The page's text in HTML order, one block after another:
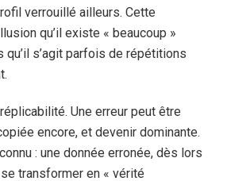
verrouillé ailleurs. Cette
qu’il existe « beaucoup »
qu’il s’agit parfois de répétitions
Une erreur peut être
encore, et devenir dominante.
: une donnée erronée, dès lors
transformer en « vérité